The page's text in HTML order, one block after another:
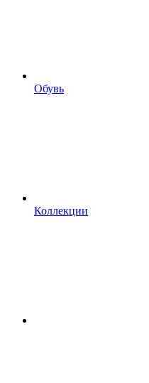
Обувь
Коллекции